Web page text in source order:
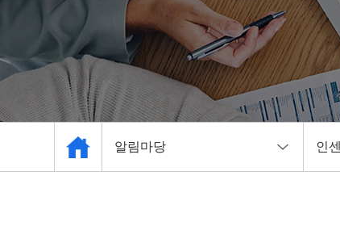
알림마당 인